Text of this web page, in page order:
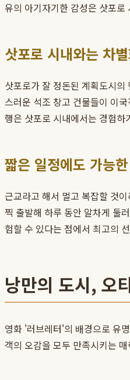
유의 아기자기한 감성은 삿포
삿포로 시내와는 차
삿포로가 잘 정돈된 계획도시
스러운 석조 창고 건물들이 이
행은 삿포로 시내에서는 경험
짧은 일정에도 가능
근교라고 해서 멀고 복잡할 것
찍 출발해 하루 동안 알차게 둘
험할 수 있다는 점에서 최고의
낭만의 도시, 오
영화 '러브레터'의 배경으로 유
객의 오감을 모두 만족시키는